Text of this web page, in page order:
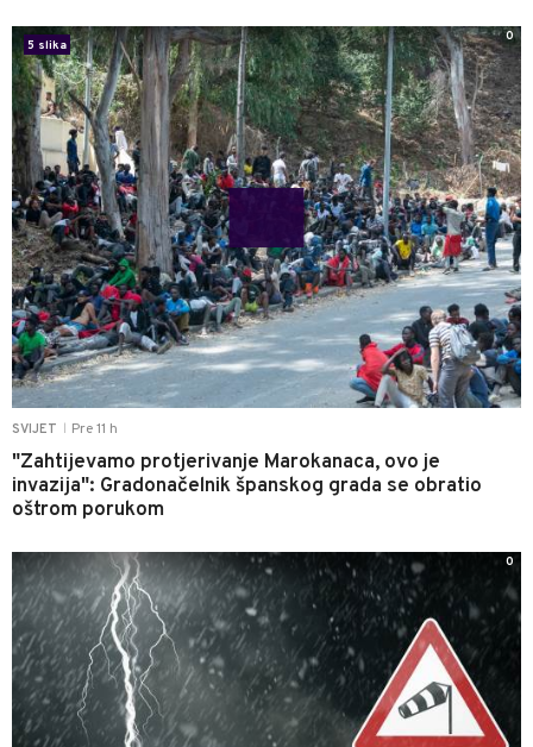
SVIJET Pre 11 h
"Zahtijevamo protjerivanje Marokanaca, ovo je
invazija": Gradonačelnik španskog grada se obratio
oštrom porukom
5 slika
0
0